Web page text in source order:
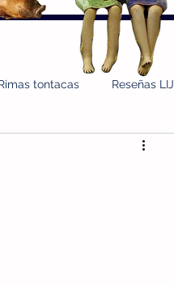
tontacas Reseñas LIJ